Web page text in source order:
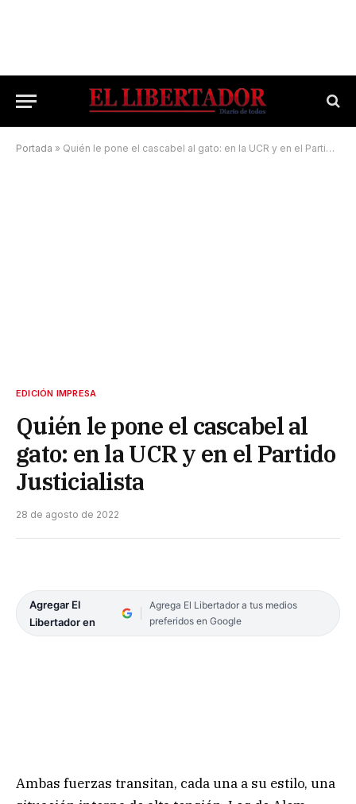
Portada » Quién le pone el cascabel al gato: en la UCR y en el Partido Justicialista
EDICIÓN IMPRESA
Quién le pone el cascabel al
gato: en la UCR y en el Partido
Justicialista
28 de agosto de 2022
Agregar El
Libertador en
Agrega El Libertador a tus medios
preferidos en Google
Ambas fuerzas transitan, cada una a su estilo, una